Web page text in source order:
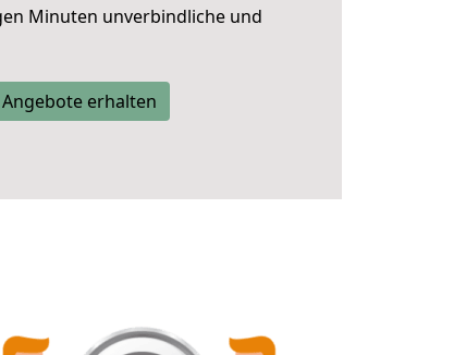
Minuten unverbindliche und
erhalten